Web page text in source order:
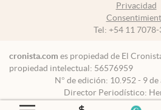
Privacidad
Tel: +54 11
cronista.com es propiedad de El
propiedad intelectual: 56576959
N° de edición: 10.952 - 9
Director Periodístico: